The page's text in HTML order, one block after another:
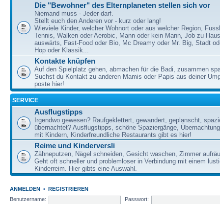
Die "Bewohner" des Elternplaneten stellen sich vor
Niemand muss - Jeder darf.
Stellt euch den Anderen vor - kurz oder lang!
Wieviele Kinder, welcher Wohnort oder aus welcher Region,
Tennis, Walken oder Aerobic, Mann oder kein Mann, Job zu
auswärts, Fast-Food oder Bio, Mc Dreamy oder Mr. Big, Stadt
Hop oder Klassik...
Kontakte knüpfen
Auf den Spielplatz gehen, abmachen für die Badi, zusammen
Suchst du Kontakt zu anderen Mamis oder Papis aus deiner
poste hier!
SERVICE
Ausflugstipps
Irgendwo gewesen? Raufgeklettert, gewandert, geplanscht,
übernachtet? Ausflugstipps, schöne Spaziergänge,
mit Kindern, Kinderfreundliche Restaurants gibt es hier!
Reime und Kinderversli
Zähneputzen, Nägel schneiden, Gesicht waschen, Zimmer
Geht oft schneller und problemloser in Verbindung mit einem
Kinderreim. Hier gibts eine Auswahl.
ANMELDEN • REGISTRIEREN
Benutzername:
Passwort: